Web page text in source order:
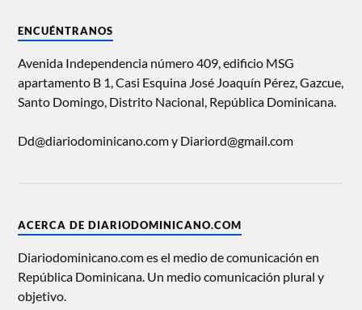
ENCUÉNTRANOS
Avenida Independencia número 409, edificio MSG
apartamento B 1, Casi Esquina José Joaquín Pérez, Gazcue,
Santo Domingo, Distrito Nacional, República Dominicana.
Dd@diariodominicano.com y Diariord@gmail.com
ACERCA DE DIARIODOMINICANO.COM
Diariodominicano.com es el medio de comunicación en
República Dominicana. Un medio comunicación plural y
objetivo.